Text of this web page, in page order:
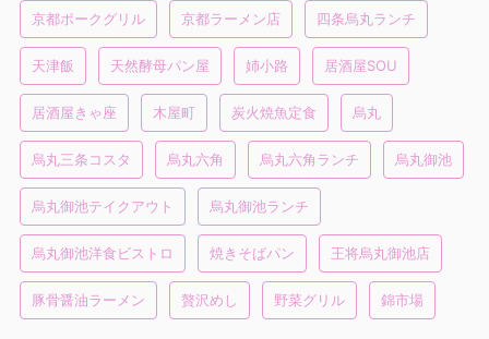
京都ポークグリル 京都ラーメン店 四条烏丸ランチ
天津飯 天然酵母パン屋 姉小路 居酒屋SOU
居酒屋きゃ座 木屋町 炭火焼魚定食 烏丸
烏丸三条コスタ 烏丸六角 烏丸六角ランチ 烏丸御池
烏丸御池テイクアウト 烏丸御池ランチ
烏丸御池洋食ビストロ 焼きそばパン 王将烏丸御池店
豚骨醤油ラーメン 贅沢めし 野菜グリル 錦市場